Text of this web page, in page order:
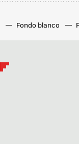
Fondo blanco